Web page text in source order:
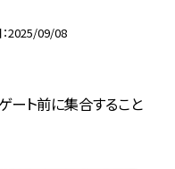
2025/09/08
ート前に集合すること